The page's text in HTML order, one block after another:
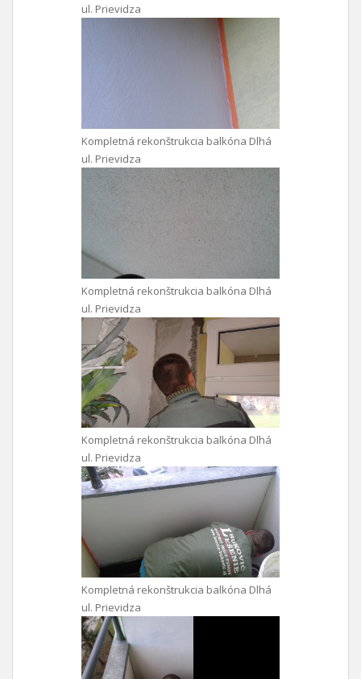
ul. Prievidza
Kompletná rekonštrukcia balkóna Dlhá
ul. Prievidza
Kompletná rekonštrukcia balkóna Dlhá
ul. Prievidza
Kompletná rekonštrukcia balkóna Dlhá
ul. Prievidza
Kompletná rekonštrukcia balkóna Dlhá
ul. Prievidza